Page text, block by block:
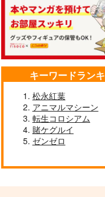
キーワードラン
松永紅葉
アニマルマシーン
転生コロシアム
賭ケグルイ
ゼンゼロ